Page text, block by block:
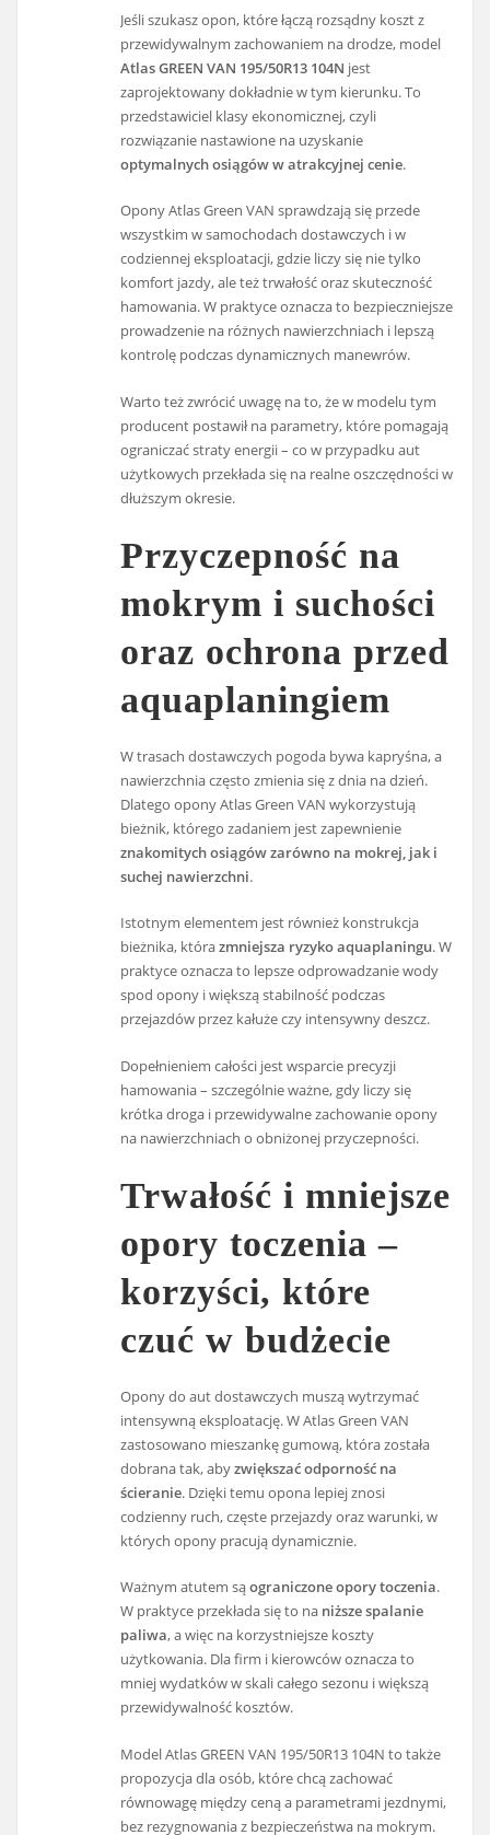
Jeśli szukasz opon, które łączą rozsądny koszt z
przewidywalnym zachowaniem na drodze, model
Atlas GREEN VAN 195/50R13 104N jest
zaprojektowany dokładnie w tym kierunku. To
przedstawiciel klasy ekonomicznej, czyli
rozwiązanie nastawione na uzyskanie
optymalnych osiągów w atrakcyjnej cenie.
Opony Atlas Green VAN sprawdzają się przede
wszystkim w samochodach dostawczych i w
codziennej eksploatacji, gdzie liczy się nie tylko
komfort jazdy, ale też trwałość oraz skuteczność
hamowania. W praktyce oznacza to bezpieczniejsze
prowadzenie na różnych nawierzchniach i lepszą
kontrolę podczas dynamicznych manewrów.
Warto też zwrócić uwagę na to, że w modelu tym
producent postawił na parametry, które pomagają
ograniczać straty energii – co w przypadku aut
użytkowych przekłada się na realne oszczędności w
dłuższym okresie.
Przyczepność na
mokrym i suchości
oraz ochrona przed
aquaplaningiem
W trasach dostawczych pogoda bywa kapryśna, a
nawierzchnia często zmienia się z dnia na dzień.
Dlatego opony Atlas Green VAN wykorzystują
bieżnik, którego zadaniem jest zapewnienie
znakomitych osiągów zarówno na mokrej, jak i
suchej nawierzchni.
Istotnym elementem jest również konstrukcja
bieżnika, którazmniejsza ryzyko aquaplaningu. W
praktyce oznacza to lepsze odprowadzanie wody
spod opony i większą stabilność podczas
przejazdów przez kałuże czy intensywny deszcz.
Dopełnieniem całości jest wsparcie precyzji
hamowania – szczególnie ważne, gdy liczy się
krótka droga i przewidywalne zachowanie opony
na nawierzchniach o obniżonej przyczepności.
Trwałość i mniejsze
opory toczenia –
korzyści, które
czuć w budżecie
Opony do aut dostawczych muszą wytrzymać
intensywną eksploatację. W Atlas Green VAN
zastosowano mieszankę gumową, która została
dobrana tak, abyzwiększać odporność na
ścieranie. Dzięki temu opona lepiej znosi
codzienny ruch, częste przejazdy oraz warunki, w
których opony pracują dynamicznie.
Ważnym atutem sąograniczone opory toczenia.
W praktyce przekłada się to na niższe spalanie
paliwa, a więc na korzystniejsze koszty
użytkowania. Dla firm i kierowców oznacza to
mniej wydatków w skali całego sezonu i większą
przewidywalność kosztów.
Model Atlas GREEN VAN 195/50R13 104N to także
propozycja dla osób, które chcą zachować
równowagę między ceną a parametrami jezdnymi,
bez rezygnowania z bezpieczeństwa na mokrym.